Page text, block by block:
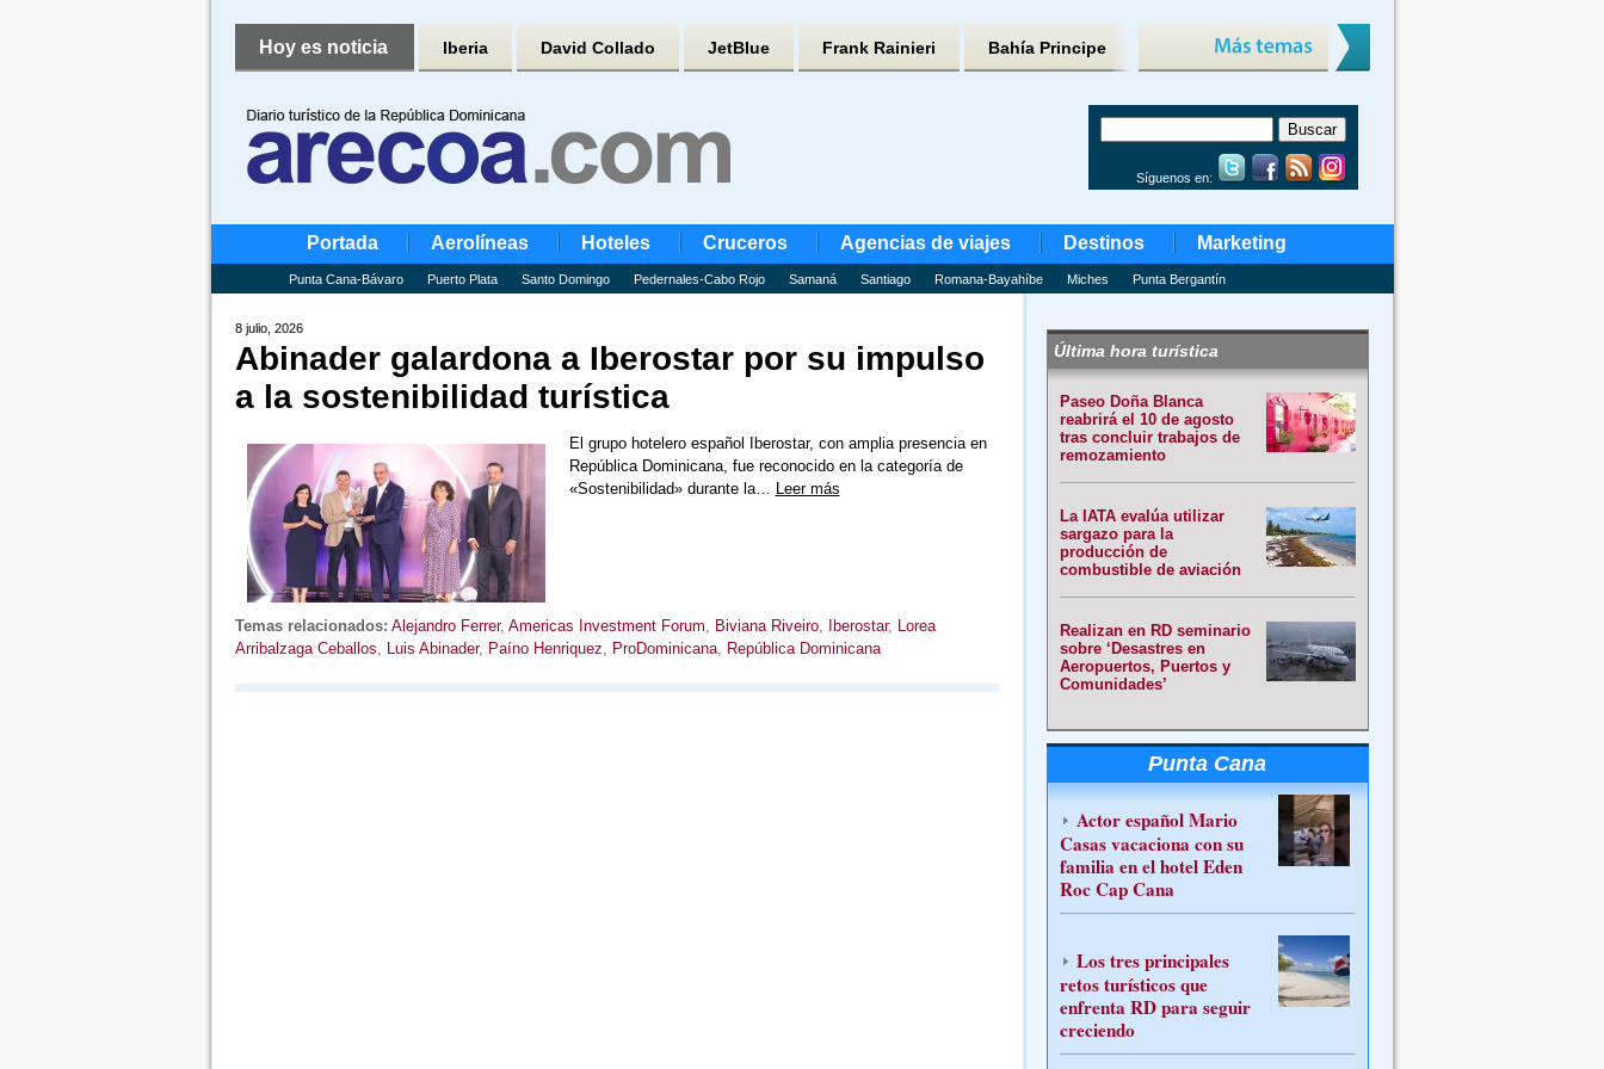
Hoy es noticia Iberia David Collado JetBlue Frank Rainieri Bahía Principe
Síguenos en:
Portada Aerolíneas Hoteles Cruceros Agencias de viajes Destinos Marketing
Punta Cana-Bávaro Puerto Plata Santo Domingo Pedernales-Cabo Rojo Samaná Santiago Romana-Bayahíbe Miches Punta Bergantín
8 julio, 2026
Abinader galardona a Iberostar por su impulso
a la sostenibilidad turística
El grupo hotelero español Iberostar, con amplia presencia en
República Dominicana, fue reconocido en la categoría de
«Sostenibilidad» durante la… Leer más
Temas relacionados: Alejandro Ferrer, Americas Investment Forum, Biviana Riveiro, Iberostar, Lorea
Arribalzaga Ceballos, Luis Abinader, Paíno Henriquez, ProDominicana, República Dominicana
Última hora turística
Paseo Doña Blanca
reabrirá el 10 de agosto
tras concluir trabajos de
remozamiento
La IATA evalúa utilizar
sargazo para la
producción de
combustible de aviación
Realizan en RD seminario
sobre ‘Desastres en
Aeropuertos, Puertos y
Comunidades’
Punta Cana
Actor español Mario
Casas vacaciona con su
familia en el hotel Eden
Roc Cap Cana
Los tres principales
retos turísticos que
enfrenta RD para seguir
creciendo